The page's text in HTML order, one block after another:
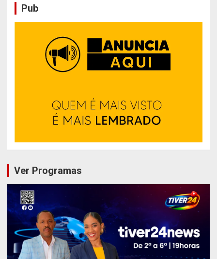
Pub
Ver Programas